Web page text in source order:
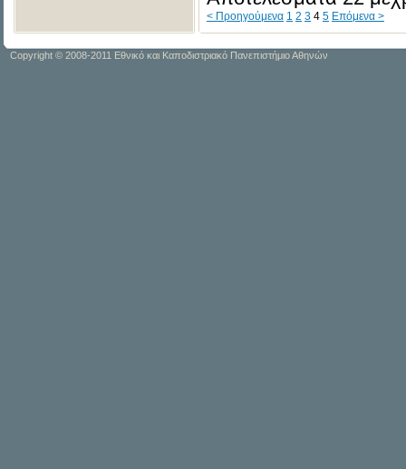
< Προηγούμενα 1 2 3 4 5 Επόμενα >
Copyright © 2008-2011 Εθνικό και Καποδιστριακό Πανεπιστήμιο Αθηνών